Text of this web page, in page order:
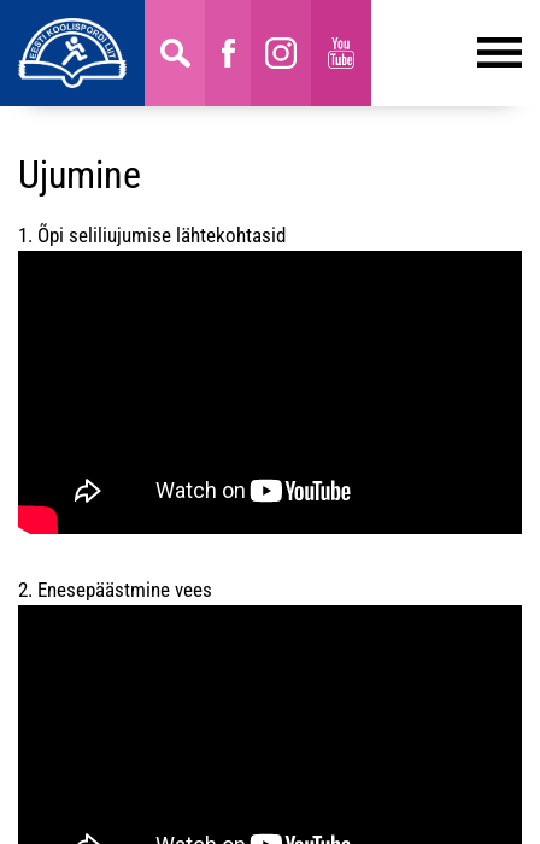
Ujumine
1. Õpi seliliujumise lähtekohtasid
2. Enesepäästmine vees